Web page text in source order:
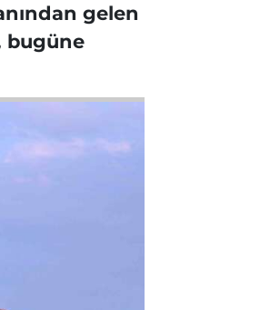
gelen
bugüne